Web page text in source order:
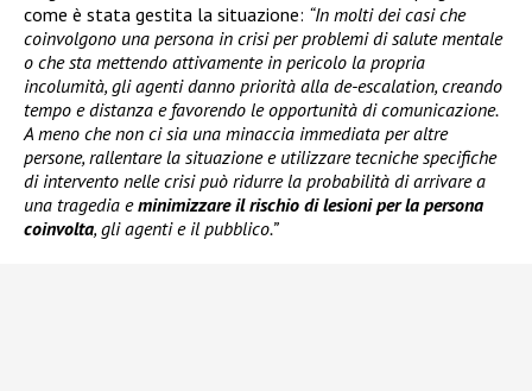
come è stata gestita la situazione: “In molti dei casi che
coinvolgono una persona in crisi per problemi di salute mentale
o che sta mettendo attivamente in pericolo la propria
incolumità, gli agenti danno priorità alla de-escalation, creando
tempo e distanza e favorendo le opportunità di comunicazione.
A meno che non ci sia una minaccia immediata per altre
persone, rallentare la situazione e utilizzare tecniche specifiche
di intervento nelle crisi può ridurre la probabilità di arrivare a
una tragedia eminimizzare il rischio di lesioni per la persona
coinvolta, gli agenti e il pubblico.”